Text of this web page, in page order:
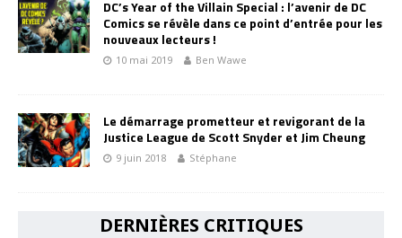
DC’s Year of the Villain Special : l’avenir de DC
Comics se révèle dans ce point d’entrée pour les
nouveaux lecteurs !
10 mai 2019 Ben Wawe
Le démarrage prometteur et revigorant de la
Justice League de Scott Snyder et Jim Cheung
9 juin 2018 Stéphane
DERNIÈRES CRITIQUES